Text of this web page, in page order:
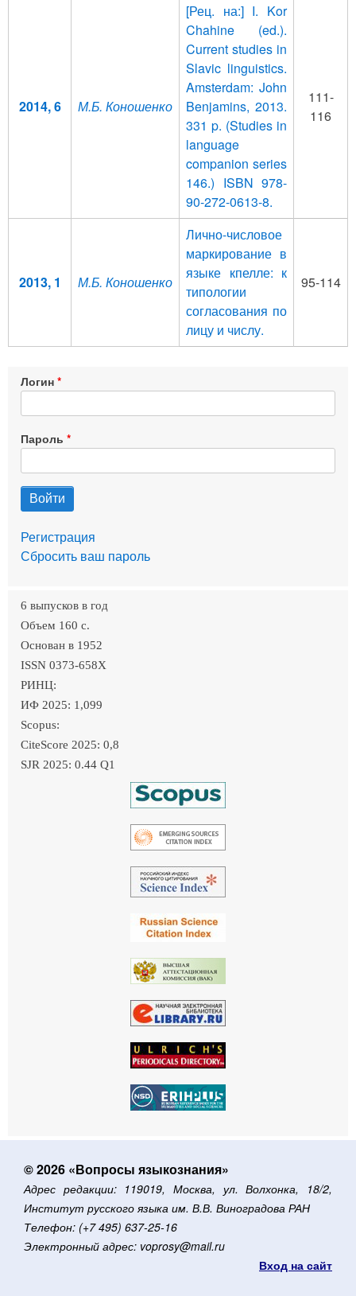
2014, 6 М.Б. Коношенко
[Рец. на:] I. Kor
Chahine (ed.).
Current studies in
Slavic linguistics.
Amsterdam: John
Benjamins, 2013.
331 p. (Studies in
language
companion series
146.) ISBN 978-
90-272-0613-8.
111-
116
2013, 1 М.Б. Коношенко
Лично-числовое
маркирование в
языке кпелле: к
типологии
согласования по
лицу и числу.
95-114
Логин
Пароль
Регистрация
Сбросить ваш пароль
6 выпусков в год
Объем 160 c.
Основан в 1952
ISSN 0373-658X
РИНЦ:
ИФ 2025: 1,099
Scopus:
CiteScore 2025: 0,8
SJR 2025: 0.44 Q1
© 2026 «Вопросы языкознания»
Адрес редакции: 119019, Москва, ул. Волхонка, 18/2,
Институт русского языка им. В.В. Виноградова РАН
Телефон: (+7 495) 637-25-16
Электронный адрес: voprosy@mail.ru
Вход на сайт